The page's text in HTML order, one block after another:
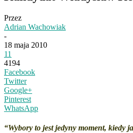
Przez
Adrian Wachowiak
-
18 maja 2010
11
4194
Facebook
Twitter
Google+
Pinterest
WhatsApp
“Wybory to jest jedyny moment, kiedy